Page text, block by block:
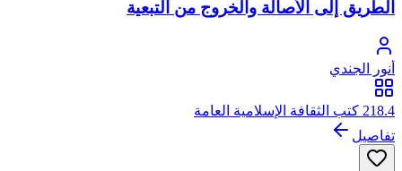
مواجهة الحملة على الإسلام
الطريق إلى الأصالة والخروج من التبعية
أنور الجندي
218.4 كتب الثقافة الإسلامية العامة
تفاصيل